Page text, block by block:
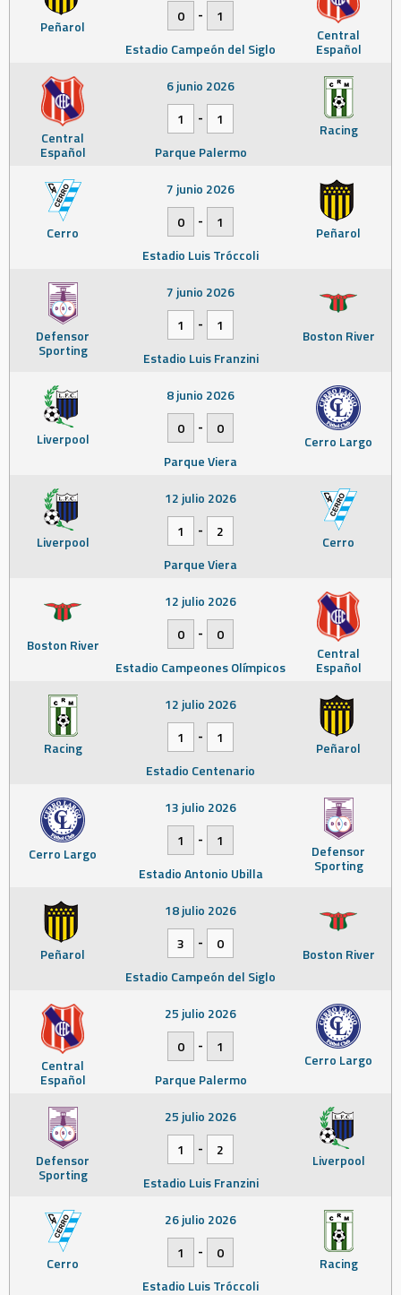
Peñarol Central
Español
0
-
1
Estadio Campeón del Siglo
Central
Español
Racing
6 junio 2026
1
-
1
Parque Palermo
Cerro Peñarol
7 junio 2026
0
-
1
Estadio Luis Tróccoli
Defensor
Sporting
Boston River
7 junio 2026
1
-
1
Estadio Luis Franzini
Liverpool Cerro Largo
8 junio 2026
0
-
0
Parque Viera
Liverpool Cerro
12 julio 2026
1
-
2
Parque Viera
Boston River Central
Español
12 julio 2026
0
-
0
Estadio Campeones Olímpicos
Racing Peñarol
12 julio 2026
1
-
1
Estadio Centenario
Cerro Largo Defensor
Sporting
13 julio 2026
1
-
1
Estadio Antonio Ubilla
Peñarol Boston River
18 julio 2026
3
-
0
Estadio Campeón del Siglo
Central
Español
Cerro Largo
25 julio 2026
0
-
1
Parque Palermo
Defensor
Sporting
Liverpool
25 julio 2026
1
-
2
Estadio Luis Franzini
Cerro Racing
26 julio 2026
1
-
0
Estadio Luis Tróccoli